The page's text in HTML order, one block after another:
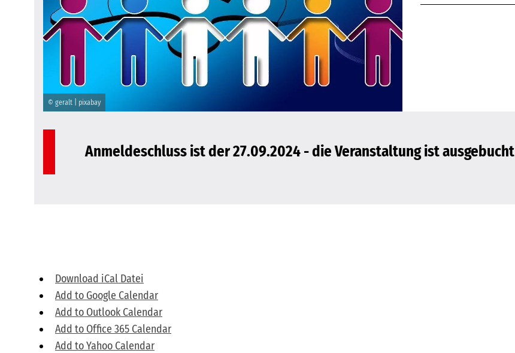
© geralt | pixabay
Anmeldeschluss ist der 27.09.2024 - die Veranstaltung ist ausgebucht
Download iCal Datei
Add to Google Calendar
Add to Outlook Calendar
Add to Office 365 Calendar
Add to Yahoo Calendar